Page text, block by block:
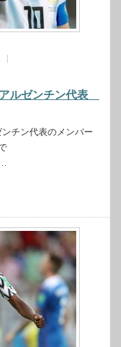
ルゼンチン代表
チン代表のメンバー